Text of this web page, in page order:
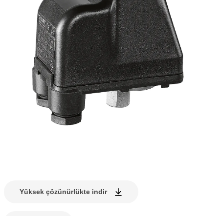
Yüksek çözünürlükte indir